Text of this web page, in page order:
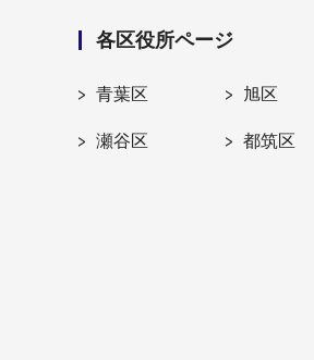
各区役所ページ
青葉区 旭区
瀬谷区 都筑区